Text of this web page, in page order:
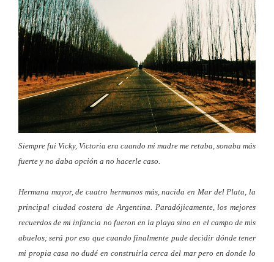
Siempre fui Vicky, Victoria era cuando mi madre me retaba, sonaba más
fuerte y no daba opción a no hacerle caso.
Hermana mayor, de cuatro hermanos más, nacida en Mar del Plata, la
principal ciudad costera de Argentina. Paradójicamente, los mejores
recuerdos de mi infancia no fueron en la playa sino en el campo de mis
abuelos; será por eso que cuando finalmente pude decidir dónde tener
mi propia casa no dudé en construirla cerca del mar pero en donde lo